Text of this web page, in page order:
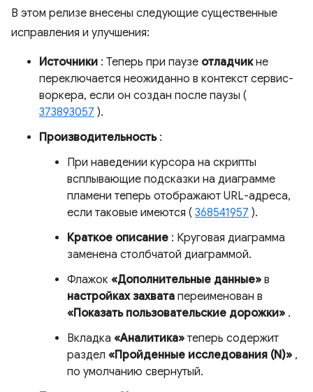
В этом релизе внесены следующие существенные
исправления и улучшения:
Источники : Теперь при паузе отладчикне
переключается неожиданно в контекст сервис-
воркера, если он создан после паузы (
373893057 ).
Производительность:
При наведении курсора на скрипты
всплывающие подсказки на диаграмме
пламени теперь отображают URL-адреса,
если таковые имеются ( 368541957 ).
Краткое описание : Круговая диаграмма
заменена столбчатой ​​диаграммой.
Флажок «Дополнительные данные» в
настройках захвата переименован в
«Показать пользовательские дорожки» .
Вкладка «Аналитика» теперь содержит
раздел «Пройденные исследования (N)» ,
по умолчанию свернутый.